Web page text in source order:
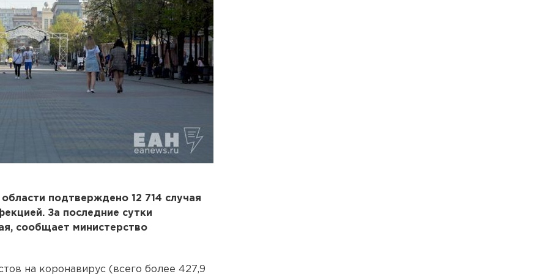
подтверждено 12 714 случая
За последние сутки
сообщает министерство
на коронавирус (всего более 427,9